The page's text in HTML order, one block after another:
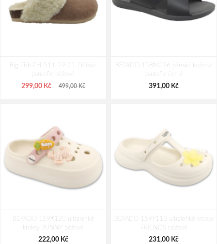
pantofle
1 192,00 Kč 1 490,00 Kč
pantofle
1 160,00 Kč
Big Fish FH-511-29-01 Dětské
pantofle béžové
299,00 Kč 499,00 Kč
BEFADO 158M026 pánské kožené
pantofle černé
391,00 Kč
BEFADO 159X120 ultralehké
kroksy BUNNY béžové
222,00 Kč
BEFADO 159Y118 ultralehké kroksy
FRIENDS béžové
231,00 Kč